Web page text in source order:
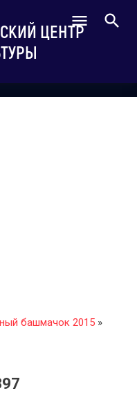
ЦЕНТР
башмачок 2015 »